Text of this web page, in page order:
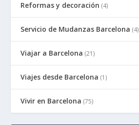
Reformas y decoración (4)
Servicio de Mudanzas Barcelona (4)
Viajar a Barcelona (21)
Viajes desde Barcelona (1)
Vivir en Barcelona (75)